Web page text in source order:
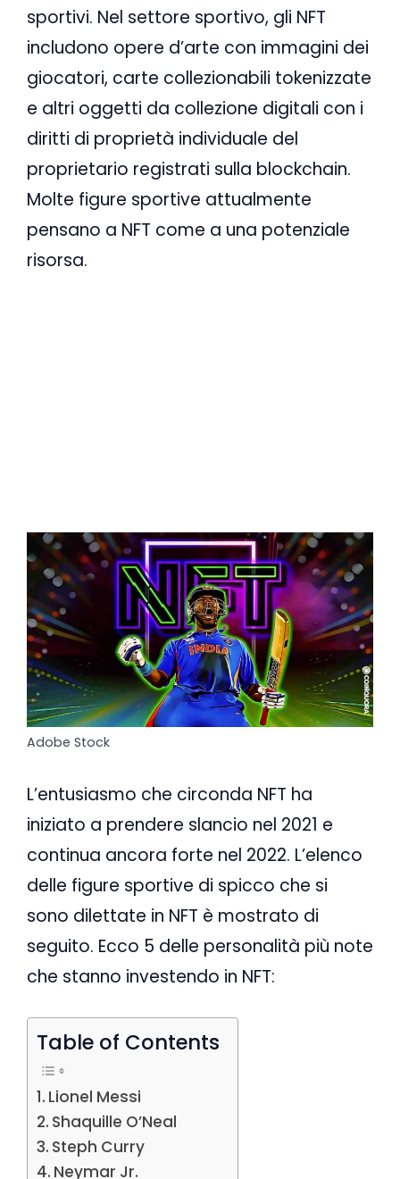
sportivi. Nel settore sportivo, gli NFT
includono opere d’arte con immagini dei
giocatori, carte collezionabili tokenizzate
e altri oggetti da collezione digitali con i
diritti di proprietà individuale del
proprietario registrati sulla blockchain.
Molte figure sportive attualmente
pensano a NFT come a una potenziale
risorsa.
Adobe Stock
L’entusiasmo che circonda NFT ha
iniziato a prendere slancio nel 2021 e
continua ancora forte nel 2022. L’elenco
delle figure sportive di spicco che si
sono dilettate in NFT è mostrato di
seguito. Ecco 5 delle personalità più note
che stanno investendo in NFT:
Table of Contents
Lionel Messi
Shaquille O’Neal
Steph Curry
Neymar Jr.